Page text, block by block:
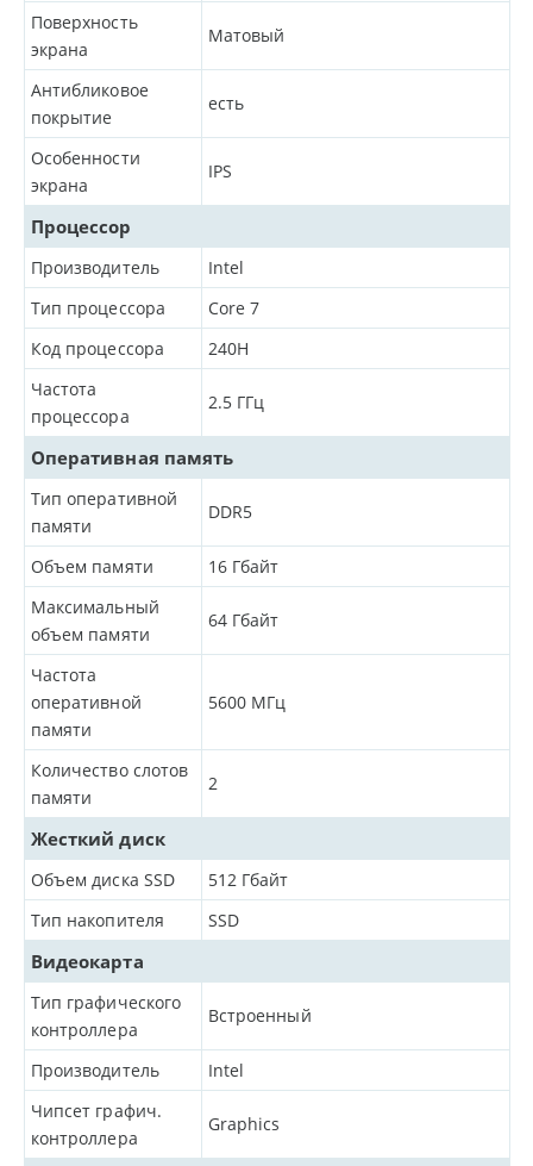
Поверхность
экрана
Матовый
Антибликовое
покрытие
есть
Особенности
экрана
IPS
Процессор
Производитель
Intel
Тип процессора
Core 7
Код процессора
240H
Частота
процессора
2.5 ГГц
Оперативная память
Тип оперативной
памяти
DDR5
Объем памяти 16 Гбайт
Максимальный
объем памяти
64 Гбайт
Частота
оперативной
памяти
5600 МГц
Количество слотов
памяти
2
Жесткий диск
Объем диска SSD 512 Гбайт
Тип накопителя
SSD
Видеокарта
Тип графического
контроллера
Встроенный
Производитель
Intel
Чипсет графич.
контроллера
Graphics